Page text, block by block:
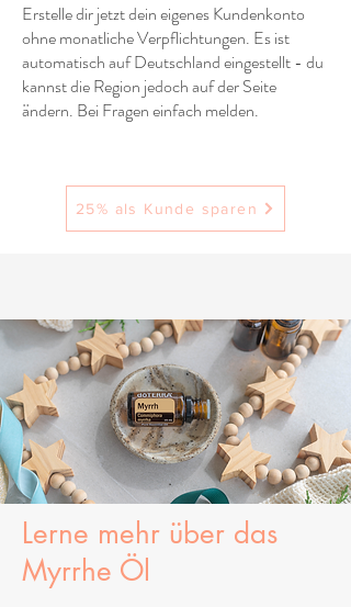
Erstelle dir jetzt dein eigenes Kundenkonto
ohne monatliche Verpflichtungen. Es ist
automatisch auf Deutschland eingestellt - du
kannst die Region jedoch auf der Seite
ändern. Bei Fragen einfach melden.
25% als Kunde sparen
Lerne mehr über das
Myrrhe Öl